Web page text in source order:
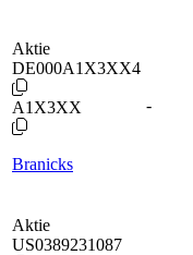
Aktie
DE000A1X3XX4
A1X3XX
Branicks
-
Aktie
US0389231087